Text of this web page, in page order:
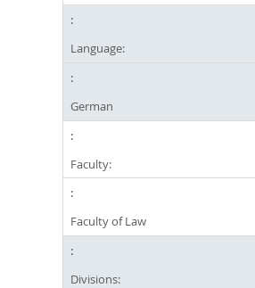
Language:
German
Faculty:
Faculty of Law
Divisions: